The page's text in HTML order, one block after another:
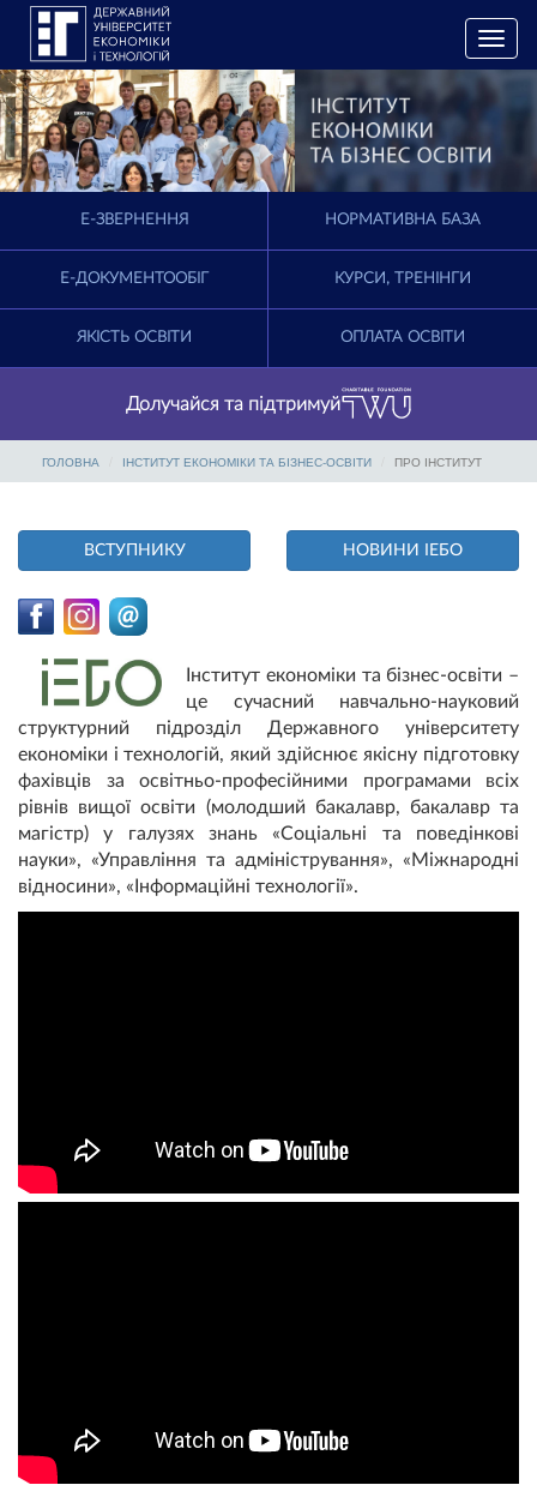
T
o
g
g
e
i
a
E-ЗВЕРНЕННЯ НОРМАТИВНА БАЗА
Е-ДОКУМЕНТООБІГ КУРСИ, ТРЕНІНГИ
ЯКІСТЬ ОСВІТИ ОПЛАТА ОСВІТИ
Долучайся та підтримуй
ГОЛОВНА ІНСТИТУТ ЕКОНОМІКИ ТА БІЗНЕС-ОСВІТИ ПРО ІНСТИТУТ
ВСТУПНИКУ НОВИНИ ІЕБО
Інститут економіки та бізнес-освіти –
це сучасний навчально-науковий
структурний підрозділ Державного університету
економіки і технологій, який здійснює якісну підготовку
фахівців за освітньо-професійними програмами всіх
рівнів вищої освіти (молодший бакалавр, бакалавр та
магістр) у галузях знань «Соціальні та поведінкові
науки», «Управління та адміністрування», «Міжнародні
відносини», «Інформаційні технології».